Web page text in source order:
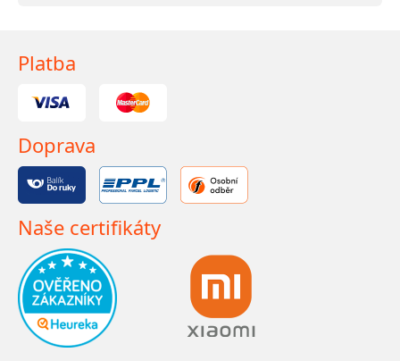
Platba
Doprava
Naše certifikáty